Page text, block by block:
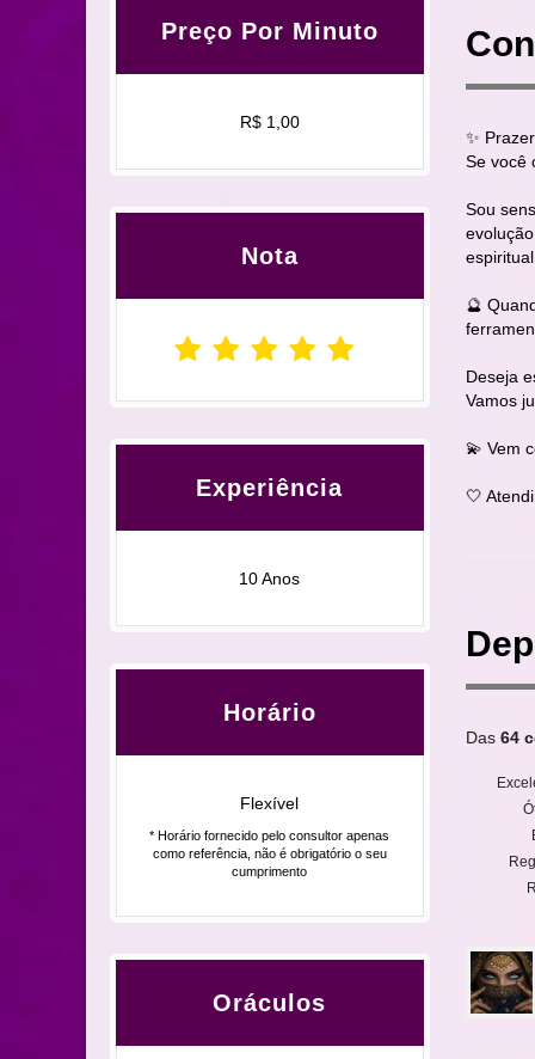
Preço Por Minuto
R$ 1,00
Nota
Experiência
10 Anos
Horário
Flexível
* Horário fornecido pelo consultor apenas
como referência, não é obrigatório o seu
cumprimento
Oráculos
✨
Se você
Sou
🔮
Deseja
Vamos
💫 Vem
🤍
Das 64